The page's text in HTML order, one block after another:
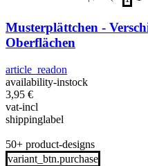
Musterplättchen -
Oberflächen
article_readon
availability-instock
3,95 €
vat-incl
shippinglabel
50+ product-designs
variant_btn.purchase